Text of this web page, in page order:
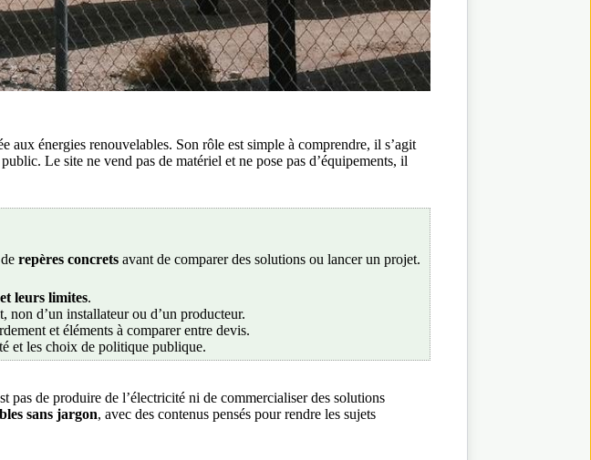
aux énergies renouvelables. Son rôle est simple à comprendre, il s’agit
Le site ne vend pas de matériel et ne pose pas d’équipements, il
repères concrets avant de comparer des solutions ou lancer un projet.
leurs limites.
non d’un installateur ou d’un producteur.
et éléments à comparer entre devis.
et les choix de politique publique.
pas de produire de l’électricité ni de commercialiser des solutions
sans jargon, avec des contenus pensés pour rendre les sujets